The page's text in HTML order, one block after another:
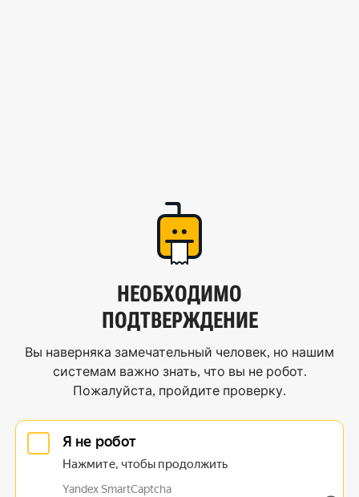
НЕОБХОДИМО
ПОДТВЕРЖДЕНИЕ
Вы наверняка замечательный человек, но нашим
системам важно знать, что вы не робот.
Пожалуйста, пройдите проверку.